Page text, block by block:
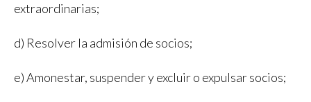
extraordinarias;
d) Resolver la admisión de socios;
e) Amonestar, suspender y excluir o expulsar socios;